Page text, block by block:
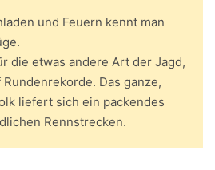
und Feuern kennt man
die etwas andere Art der Jagd,
Das ganze,
liefert sich ein packendes
Rennstrecken.